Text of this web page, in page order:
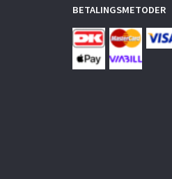
BETALINGSMETODER